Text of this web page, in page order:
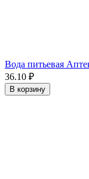
Вода питьевая
36.10 ₽
В корзину